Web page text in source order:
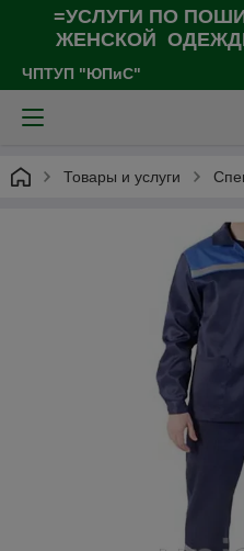
=УСЛУГИ ПО
ЖЕНСКОЙ
ЧПТУП "ЮПиС"
Товары и услуги